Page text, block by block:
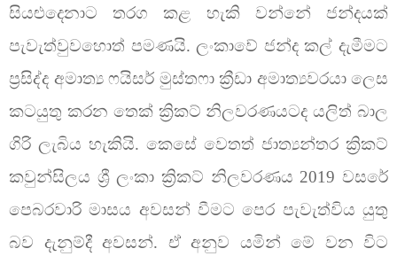
සියළුදෙනාට තරග කළ හැකි වන්නේ ජන්දයක්
පැවැත්වුවහොත් පමණයි. ලංකාවේ ජන්ද කල් දැමීමට
ප්‍රසිද්ද අමාත්‍ය ෆයිසර් මුස්තෆා ක්‍රීඩා අමාත්‍යවරයා ලෙස
කටයුතු කරන තෙක් ක්‍රිකට් නිලවරණයටද යලිත් බාල
ගිරි ලැබිය හැකියි. කෙසේ වෙතත් ජාත්‍යන්තර ක්‍රිකට්
කවුන්සිලය ශ්‍රී ලංකා ක්‍රිකට් නිලවරණය 2019 වසරේ
පෙබරවාරි මාසය අවසන් වීමට පෙර පැවැත්විය යුතු
බව දැනුම්දී අවසන්. ඒ අනුව යමින් මේ වන විට